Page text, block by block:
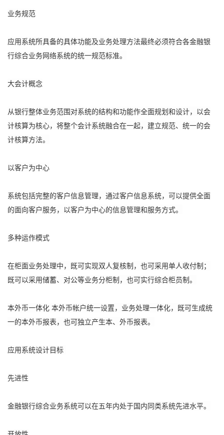
业务规范
应用系统所具备的具体功能及业务处理方法最终必须符合各金融银
行综合业务网络系统的统一规范标准。
大会计概念
从银行整体业务范围对系统的结构和功能作全面规划和设计，以会
计核算为核心，将整个会计系统融合在一起，建立规范、统一的会
计核算方法。
以客户为中心
系统包括完整的客户信息管理，通过客户信息系统，可以提供全面
的面向客户服务，以客户为中心的信息管理和服务方式。
多种运作模式
在柜面业务处理中，既可实现双人复核制，也可采用单人收付制；
既可以采用储蓄、对公等业务分柜制，也可实行综合柜员制。
本外币一体化 本外币帐户统一设置，业务处理一体化，既可生成统
一的本外币报表，也可独立产生本、外币报表。
应用系统设计目标
先进性
金融银行综合业务系统可以在五年内处于国内同类系统先进水平。